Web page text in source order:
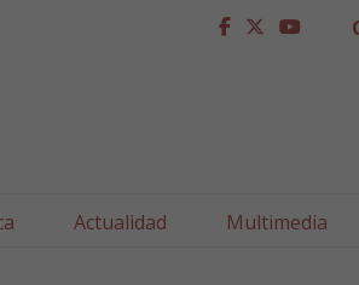
facebook
Actualidad Multimedia